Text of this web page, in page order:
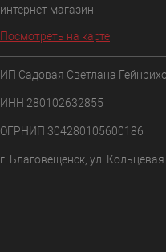
интернет магазин
Посмотреть на карте
ИП Садовая Светлана
ИНН 280102632855
ОГРНИП 304280105600186
г. Благовещенск, ул.